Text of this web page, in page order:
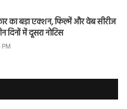
का बड़ा एक्शन, फिल्में और वेब सीरीज
दिनों में दूसरा नोटिस